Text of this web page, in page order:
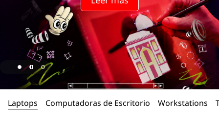
Laptops Computadoras de Escritorio Workstations